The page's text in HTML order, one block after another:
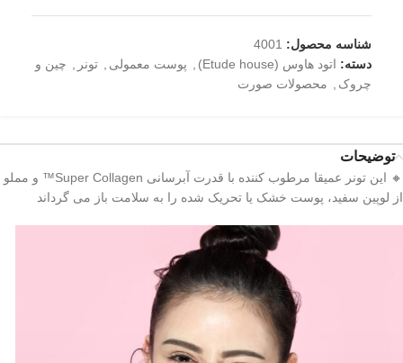
شناسه محصول: 4001
دسته: اتود هاوس (Etude house) پوست معمولی تونر
چین و
چروک
محصولات صورت
توضیحات
🔸 این تونر عمیقا مرطوب کننده با قدرت آبرسانی Super Collagen™ و مملو
از لوپین سفید، پوست خشک یا تحریک شده را به سلامت باز می گرداند